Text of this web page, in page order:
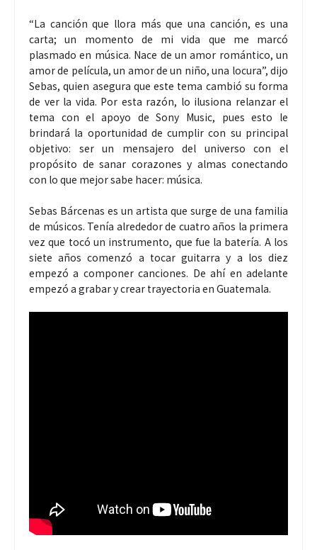
“La canción que llora más que una canción, es una
carta; un momento de mi vida que me marcó
plasmado en música. Nace de un amor romántico, un
amor de película, un amor de un niño, una locura”, dijo
Sebas, quien asegura que este tema cambió su forma
de ver la vida. Por esta razón, lo ilusiona relanzar el
tema con el apoyo de Sony Music, pues esto le
brindará la oportunidad de cumplir con su principal
objetivo: ser un mensajero del universo con el
propósito de sanar corazones y almas conectando
con lo que mejor sabe hacer: música.
Sebas Bárcenas es un artista que surge de una familia
de músicos. Tenía alrededor de cuatro años la primera
vez que tocó un instrumento, que fue la batería. A los
siete años comenzó a tocar guitarra y a los diez
empezó a componer canciones. De ahí en adelante
empezó a grabar y crear trayectoria en Guatemala.